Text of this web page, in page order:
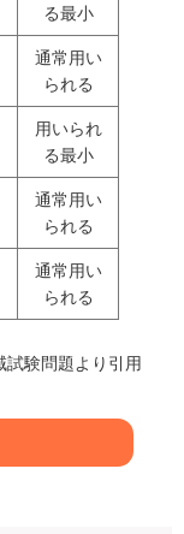
る最小
通常用い
られる
用いられ
る最小
通常用い
られる
通常用い
られる
験問題より引用